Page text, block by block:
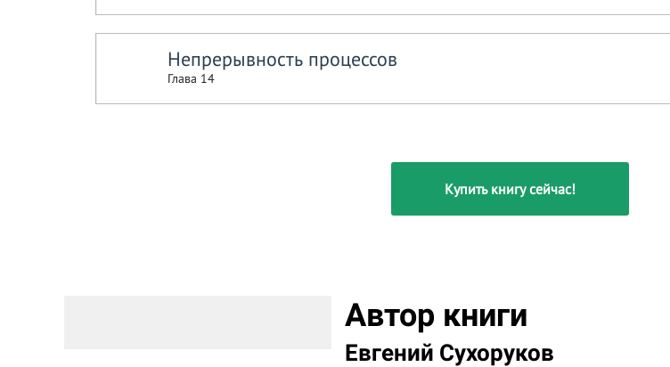
Непрерывность процессов
Глава 14
Купить книгу сейчас!
Автор книги
Евгений Сухоруков